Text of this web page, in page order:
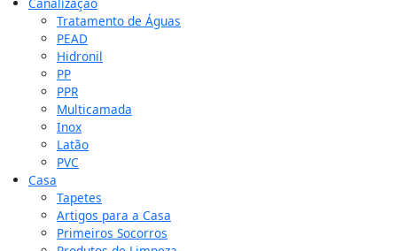
Tratamento de Águas
PEAD
Hidronil
PP
PPR
Multicamada
Inox
Latão
PVC
Casa
Tapetes
Artigos para a Casa
Primeiros Socorros